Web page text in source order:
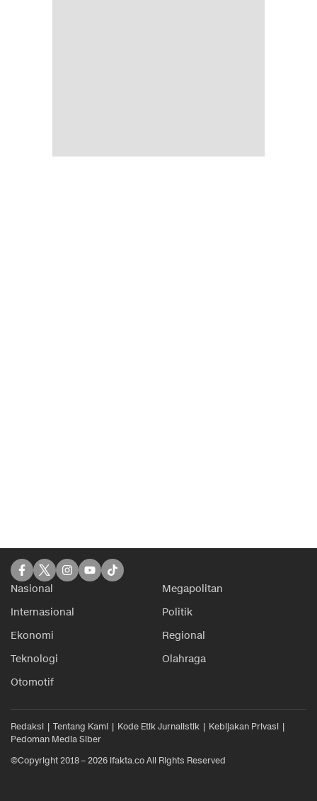
Nasional
Megapolitan
Internasional
Politik
Ekonomi
Regional
Teknologi
Olahraga
Otomotif
Redaksi Tentang Kami Kode Etik Jurnalistik
Kebijakan Privasi
Pedoman Media Siber
©Copyright 2018 – 2026 ifakta.co All Rights Reserved